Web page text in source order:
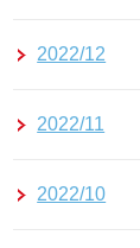
2022/12
2022/11
2022/10